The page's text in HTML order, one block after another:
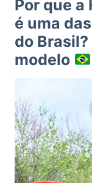
Por que a
é uma
do
modelo